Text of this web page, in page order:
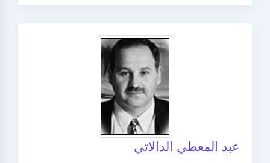
عبد المعطي الدالاتي